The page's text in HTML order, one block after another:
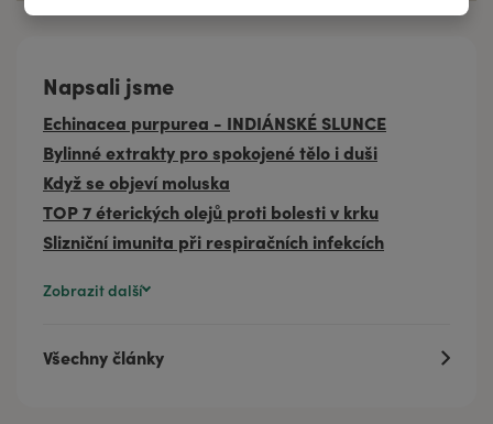
Napsali jsme
Echinacea purpurea - INDIÁNSKÉ SLUNCE
Bylinné extrakty pro spokojené tělo i duši
Když se objeví moluska
TOP 7 éterických olejů proti bolesti v krku
Slizniční imunita při respiračních infekcích
Zobrazit další
Všechny články